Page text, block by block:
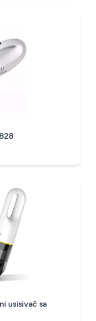
usisivač sa